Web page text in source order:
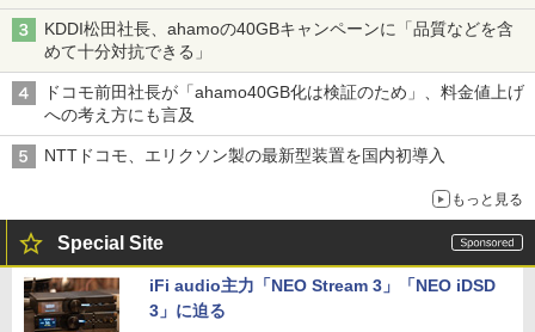
穴と楽天モバイルの課題
KDDI松田社長、ahamoの40GBキャンペーンに「品質などを含
めて十分対抗できる」
ドコモ前田社長が「ahamo40GB化は検証のため」、料金値上げ
への考え方にも言及
NTTドコモ、エリクソン製の最新型装置を国内初導入
もっと見る
Special Site
iFi audio主力「NEO Stream 3」「NEO iDSD
3」に迫る